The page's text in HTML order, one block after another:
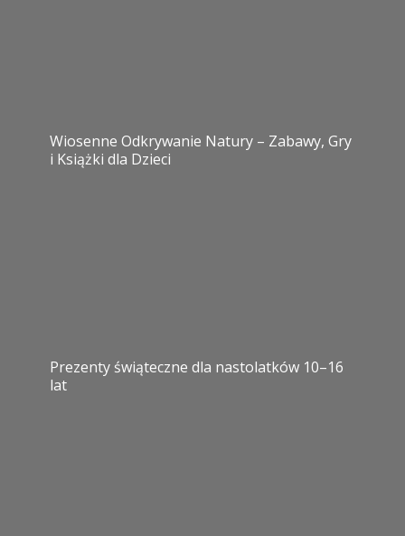
Wiosenne Odkrywanie Natury – Zabawy, Gry
i Książki dla Dzieci
Prezenty świąteczne dla nastolatków 10–16
lat